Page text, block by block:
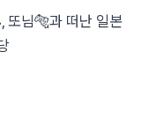
또님🐅과 떠난 일본